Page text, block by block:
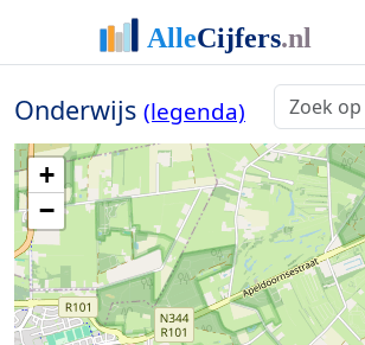
Onderwijs (legenda)
+
−